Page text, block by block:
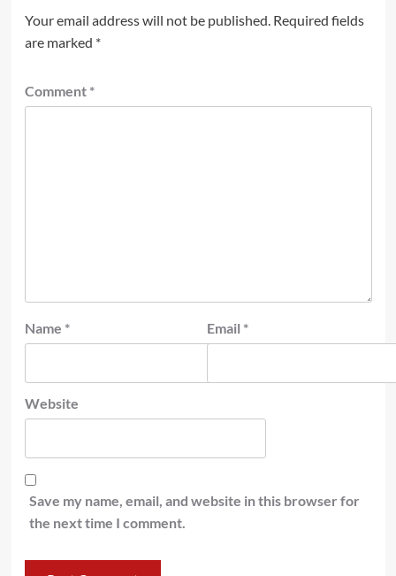
Your email address will not be published. Required fields
are marked *
Comment *
Name * Email *
Website
Save my name, email, and website in this browser for
the next time I comment.